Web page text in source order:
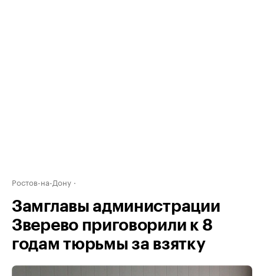
Ростов-на-Дону
Замглавы администрации
Зверево приговорили к 8
годам тюрьмы за взятку